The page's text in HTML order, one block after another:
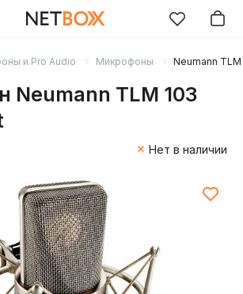
и Pro Audio Микрофоны Neumann
Neumann TLM 103
Нет в наличии